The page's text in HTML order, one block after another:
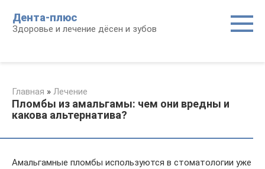
контенту
Дента-плюс
Здоровье и лечение дёсен и зубов
Главная » Лечение
Пломбы из амальгамы: чем они вредны и
какова альтернатива?
Амальгамные пломбы используются в стоматологии уже